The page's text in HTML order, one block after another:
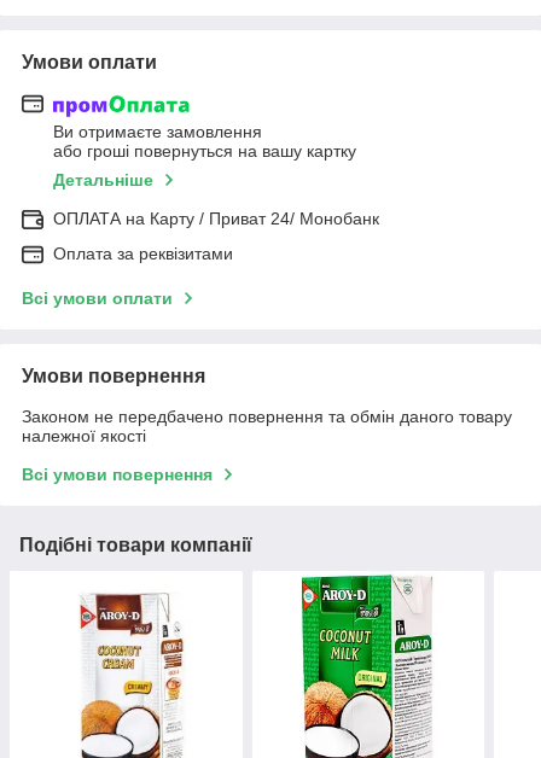
Умови оплати
Ви отримаєте замовлення
або гроші повернуться на вашу картку
Детальніше
ОПЛАТА на Карту / Приват 24/ Монобанк
Оплата за реквізитами
Всі умови оплати
Умови повернення
Законом не передбачено повернення та обмін даного товару
належної якості
Всі умови повернення
Подібні товари компанії